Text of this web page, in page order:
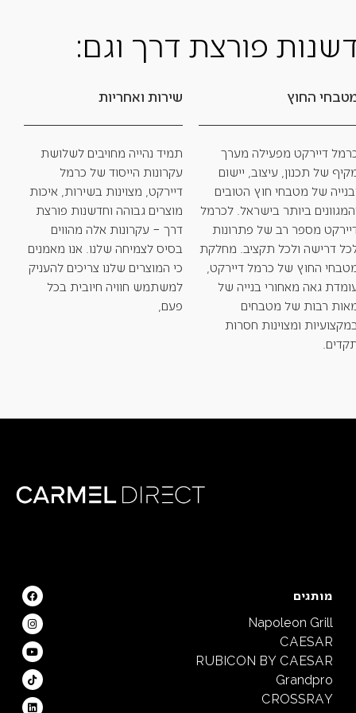
פורצת דרך וגם:
החוץ
דיירקט מפעילה מערך
של תכנון, עיצוב, יישום
של מטבחי חוץ הטובים
ביותר בישראל. לכרמל
מספר רב של פתרונות
דרישה ולכל תקציב. מחלקת
החוץ של כרמל דיירקט,
גאה מאחורי בנייה של
רבות של מטבחים
במקצועיות ומצוינות חסרות
שירות ואחריות
תמיד נהייה מחויבים לשלושת
עקרונות הייסוד של כרמל
דיירקט, מצוינות בשירות, איכות
מוצרים גבוהה וחדשנות פורצת
דרך – עקרונות אלה מהווים
בסיס לצמיחה שלנו. אנו מאמנים
כי המוצרים שלנו צריכים להעניק
למשתמש חוויה חיובית בכל
פעם,
מותגים
Napoleon Grill
CAESAR
RUBICON BY CAESAR
Grandpro
CROSSRAY